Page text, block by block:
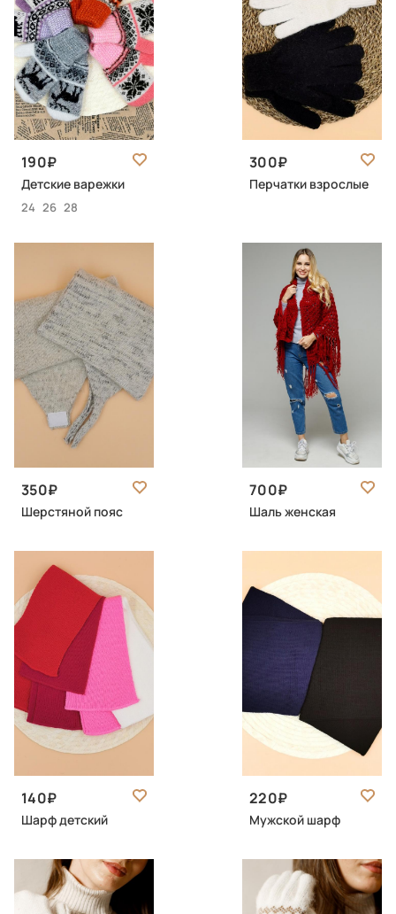
190
Детские варежки
24 26 28
300
Перчатки взрослые
350
Шерстяной пояс
700
Шаль женская
140
Шарф детский
220
Мужской шарф